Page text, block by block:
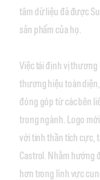
tâm dữ liệu đã được
sản phẩm của họ.
Việc tái định vị thương
thương hiệu toàn
đóng góp từ các bên
trong ngành. Logo
với tinh thần tích cực,
Castrol. Nhằm hướng
hơn trong lĩnh vực